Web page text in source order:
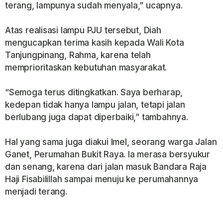
terang, lampunya sudah menyala,” ucapnya.
Atas realisasi lampu PJU tersebut, Diah
mengucapkan terima kasih kepada Wali Kota
Tanjungpinang, Rahma, karena telah
memprioritaskan kebutuhan masyarakat.
“Semoga terus ditingkatkan. Saya berharap,
kedepan tidak hanya lampu jalan, tetapi jalan
berlubang juga dapat diperbaiki,” tambahnya.
Hal yang sama juga diakui Imel, seorang warga Jalan
Ganet, Perumahan Bukit Raya. Ia merasa bersyukur
dan senang, karena dari jalan masuk Bandara Raja
Haji Fisabilillah sampai menuju ke perumahannya
menjadi terang.